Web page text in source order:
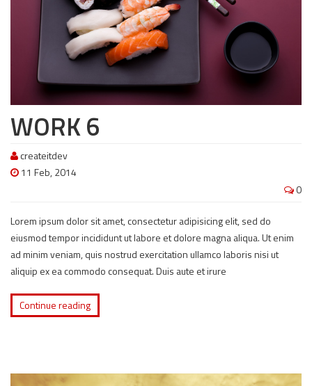
WORK 6
createitdev
11 Feb, 2014
0
Lorem ipsum dolor sit amet, consectetur adipisicing elit, sed do
eiusmod tempor incididunt ut labore et dolore magna aliqua. Ut enim
ad minim veniam, quis nostrud exercitation ullamco laboris nisi ut
aliquip ex ea commodo consequat. Duis aute et irure
Continue reading